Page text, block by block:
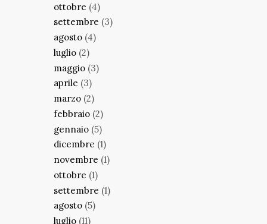
ottobre (4)
settembre (3)
agosto (4)
luglio (2)
maggio (3)
aprile (3)
marzo (2)
febbraio (2)
gennaio (5)
dicembre (1)
novembre (1)
ottobre (1)
settembre (1)
agosto (5)
luglio (11)